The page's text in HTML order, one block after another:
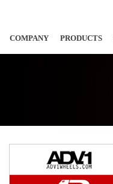
COMPANY PRODUCTS